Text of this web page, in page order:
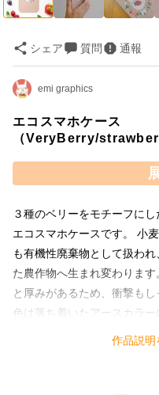
シェア 質問 通報
emi graphics
エコスマホケース
（VeryBerry/
３種のベリーをモチーフに
エコスマホケースです。 小
も有機性廃棄物として扱わ
た農作物へ生まれ変わりま
と厚みがあるため、衝撃も
色は落ち着いたアースカラ
いデザインに仕上がりまし
作品説明